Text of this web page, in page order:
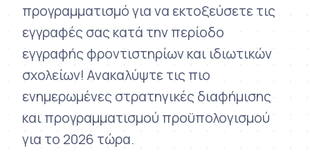
προγραμματισμό για να εκτοξεύσετε τις
εγγραφές σας κατά την περίοδο
εγγραφής φροντιστηρίων και ιδιωτικών
σχολείων! Ανακαλύψτε τις πιο
ενημερωμένες στρατηγικές διαφήμισης
και προγραμματισμού προϋπολογισμού
για το 2026 τώρα.